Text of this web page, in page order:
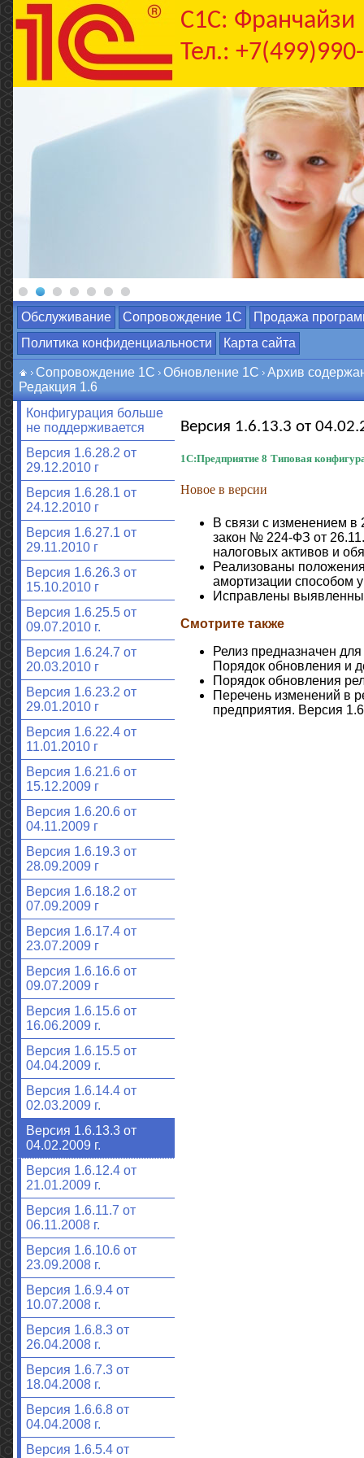
C1С: Франчайзи
Тел.:
Обслуживание Сопровождение 1С
Продажа
Политика конфиденциальности
Карта сайта
Сопровождение 1С Обновление 1С
Архив
Редакция 1.6
Конфигурация больше
не поддерживается
Версия 1.6.28.2 от
29.12.2010 г
Версия 1.6.28.1 от
24.12.2010 г
Версия 1.6.27.1 от
29.11.2010 г
Версия 1.6.26.3 от
15.10.2010 г
Версия 1.6.25.5 от
09.07.2010 г.
Версия 1.6.24.7 от
20.03.2010 г
Версия 1.6.23.2 от
29.01.2010 г
Версия 1.6.22.4 от
11.01.2010 г
Версия 1.6.21.6 от
15.12.2009 г
Версия 1.6.20.6 от
04.11.2009 г
Версия 1.6.19.3 от
28.09.2009 г
Версия 1.6.18.2 от
07.09.2009 г
Версия 1.6.17.4 от
23.07.2009 г
Версия 1.6.16.6 от
09.07.2009 г
Версия 1.6.15.6 от
16.06.2009 г.
Версия 1.6.15.5 от
04.04.2009 г.
Версия 1.6.14.4 от
02.03.2009 г.
Версия 1.6.13.3 от
04.02.2009 г.
Версия 1.6.12.4 от
21.01.2009 г.
Версия 1.6.11.7 от
06.11.2008 г.
Версия 1.6.10.6 от
23.09.2008 г.
Версия 1.6.9.4 от
10.07.2008 г.
Версия 1.6.8.3 от
26.04.2008 г.
Версия 1.6.7.3 от
18.04.2008 г.
Версия 1.6.6.8 от
04.04.2008 г.
Версия 1.6.5.4 от
Версия 1.6.13.3 от
1С:Предприятие 8 Типовая
Новое в версии
В связи с изменением в
закон № 224-ФЗ от
налоговых активов и
Реализованы
амортизации способом
Исправлены
Смотрите также
Релиз предназначен
Порядок обновления и
Порядок обновления
Перечень изменений в
предприятия. Версия